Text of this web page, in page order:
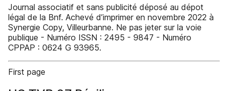
Journal associatif et sans publicité déposé au dépot
légal de la Bnf. Achevé d’imprimer en novembre 2022 à
Synergie Copy, Villeurbanne. Ne pas jeter sur la voie
publique - Numéro ISSN : 2495 - 9847 - Numéro
CPPAP : 0624 G 93965.
First page